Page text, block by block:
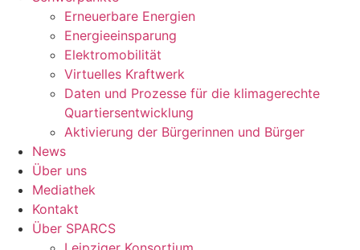
Erneuerbare Energien
Energieeinsparung
Elektromobilität
Virtuelles Kraftwerk
Daten und Prozesse für die klimagerechte
Quartiersentwicklung
Aktivierung der Bürgerinnen und Bürger
News
Über uns
Mediathek
Kontakt
Über SPARCS